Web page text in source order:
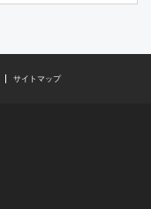
サイトマップ